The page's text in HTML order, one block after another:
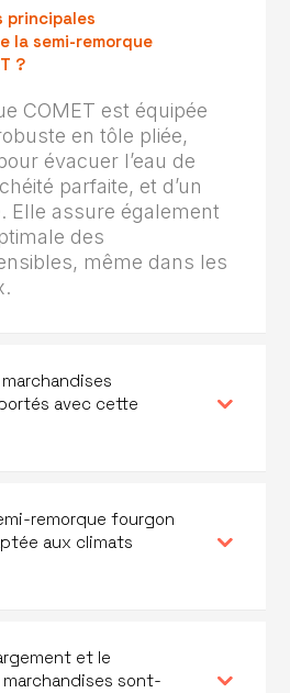
principales
la semi-remorque
?
COMET est équipée
en tôle pliée,
évacuer l’eau de
parfaite, et d’un
Elle assure également
des
même dans les
avec cette
remorque fourgon
aux climats
et le
sont-